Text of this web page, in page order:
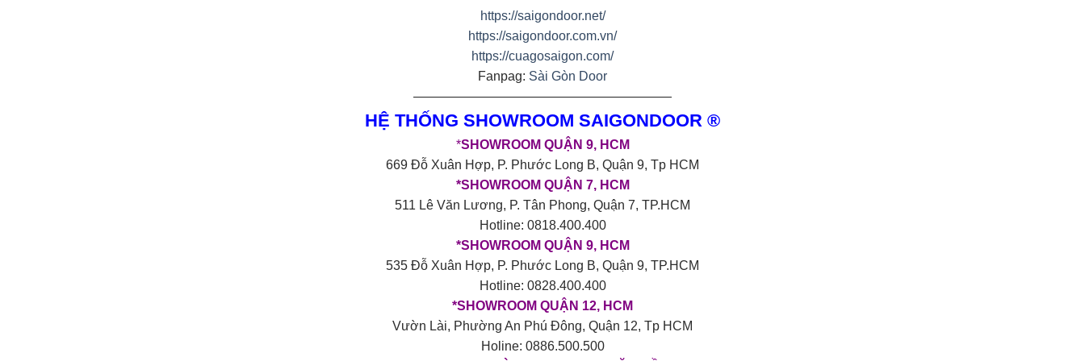
https://saigondoor.net/
https://saigondoor.com.vn/
https://cuagosaigon.com/
Fanpag: Sài Gòn Door
————————————————————
HỆ THỐNG SHOWROOM SAIGONDOOR ®
*SHOWROOM QUẬN 9, HCM
669 Đỗ Xuân Hợp, P. Phước Long B, Quận 9, Tp HCM
*SHOWROOM QUẬN 7, HCM
511 Lê Văn Lương, P. Tân Phong, Quận 7, TP.HCM
Hotline: 0818.400.400
*SHOWROOM QUẬN 9, HCM
535 Đỗ Xuân Hợp, P. Phước Long B, Quận 9, TP.HCM
Hotline: 0828.400.400
*SHOWROOM QUẬN 12, HCM
Vườn Lài, Phường An Phú Đông, Quận 12, Tp HCM
Holine: 0886.500.500